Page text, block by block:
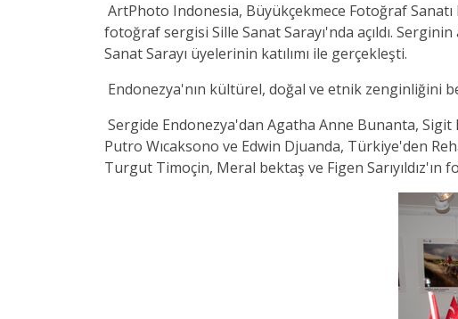
ArtPhoto Indonesia, Büyükçekmece Fotoğraf
fotoğraf sergisi Sille Sanat Sarayı'nda açıldı.
Sanat Sarayı üyelerinin katılımı ile gerçekleşti.
Endonezya'nın kültürel, doğal ve etnik zenginliğini
Sergide Endonezya'dan Agatha Anne Bunanta,
Putro Wıcaksono ve Edwin Djuanda, Türkiye'den
Turgut Timoçin, Meral bektaş ve Figen Sarıyıldız'ın